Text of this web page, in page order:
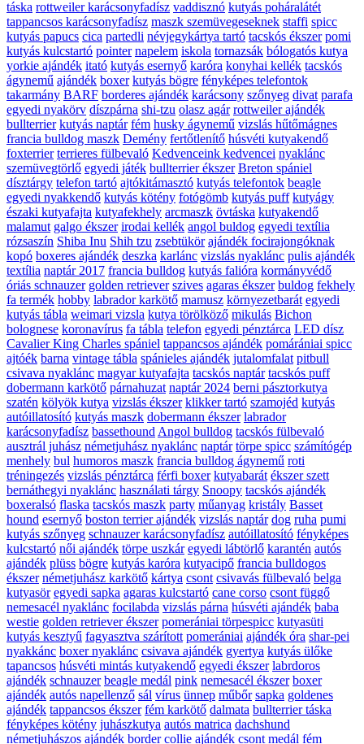
táska rottweiler karácsonyfadísz vaddisznó kutyás poháralátét
tappancsos karácsonyfadísz maszk szemüvegeseknek staffi spicc
kutyás papucs cica partedli névjegykártya tartó tacskós ékszer pomi
kutyás kulcstartó pointer napelem iskola tornazsák bólogatós kutya
yorkie ajándék itató kutyás esernyő karóra konyhai kellék tacskós
ágynemű ajándék boxer kutyás bögre fényképes telefontok
takarmány BARF borderes ajándék karácsony szőnyeg divat parafa
egyedi nyakörv díszpárna shi-tzu olasz agár rottweiler ajándék
bullterrier kutyás naptár fém husky ágynemű vizslás hűtőmágnes
francia bulldog maszk Demény fertőtlenítő húsvéti kutyakendő
foxterrier terrieres fülbevaló Kedvenceink kedvencei nyaklánc
szemüvegtörlő egyedi játék bullterrier ékszer Breton spániel
dísztárgy telefon tartó ajtókitámasztó kutyás telefontok beagle
egyedi nyakkendő kutyás kötény fotógömb kutyás puff kutyágy
északi kutyafajta kutyafekhely arcmaszk övtáska kutyakendő
malamut galgo ékszer irodai kellék angol buldog egyedi textília
rózsaszín Shiba Inu Shih tzu zsebtükör ajándék focirajongóknak
kopó boxeres ajándék deszka karlánc vizslás nyaklánc pulis ajándék
textília naptár 2017 francia bulldog kutyás falióra kormányvédő
óriás schnauzer golden retriever szives agaras ékszer buldog fekhely
fa termék hobby labrador karkötő mamusz környezetbarát egyedi
kutyás tábla weimari vizsla kutya törölköző mikulás Bichon
bolognese koronavírus fa tábla telefon egyedi pénztárca LED dísz
Cavalier King Charles spániel tappancsos ajándék pomárániai spicc
ajtóék barna vintage tábla spánieles ajándék jutalomfalat pitbull
csivava nyaklánc magyar kutyafajta tacskós naptár tacskós puff
dobermann karkötő párnahuzat naptár 2024 berni pásztorkutya
szatén kölyök kutya vizslás ékszer klikker tartó szamojéd kutyás
autóillatosító kutyás maszk dobermann ékszer labrador
karácsonyfadísz bassethound Angol bulldog tacskós fülbevaló
ausztrál juhász németjuhász nyaklánc naptár törpe spicc számítógép
menhely bul humoros maszk francia bulldog ágynemű roti
tréningezés vizslás pénztárca férfi boxer kutyabarát ékszer szett
bernáthegyi nyaklánc használati tárgy Snoopy tacskós ajándék
boxeralsó flaska tacskós maszk party műanyag kristály Basset
hound esernyő boston terrier ajándék vizslás naptár dog ruha pumi
kutyás szőnyeg schnauzer karácsonyfadísz autóillatosító fényképes
kulcstartó női ajándék törpe uszkár egyedi lábtörlő karantén autós
ajándék plüss bögre kutyás karóra kutyacipő francia bulldogos
ékszer németjuhász karkötő kártya csont csivavás fülbevaló belga
kutyasör egyedi sapka agaras kulcstartó cane corso csont függő
nemesacél nyaklánc focilabda vizslás párna húsvéti ajándék baba
westie golden retriever ékszer pomerániai törpespicc kutyasüti
kutyás kesztyű fagyasztva szárított pomerániai ajándék óra shar-pei
nyakkánc boxer nyaklánc csivava ajándék gyertya kutyás ülőke
tapancsos húsvéti mintás kutyakendő egyedi ékszer labrdoros
ajándék schnauzer beagle medál pink nemesacél ékszer boxer
ajándék autós napellenző sál vírus ünnep műbőr sapka goldenes
ajándék tappancsos ékszer fém karkötő dalmata bullterrier táska
fényképes kötény juhászkutya autós matrica dachshund
németjuhászos ajándék border collie ajándék csont medál fém